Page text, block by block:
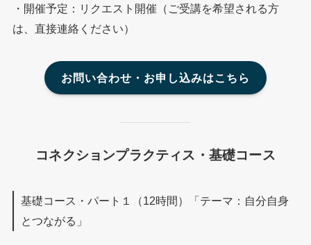
・開催予定：リクエスト開催（ご受講を希望される方
は、直接連絡ください）
お問い合わせ・お申し込みはこちら
コネクションプラクティス・基礎コース
基礎コース・パート１（12時間）「テーマ：自分自身
とつながる」